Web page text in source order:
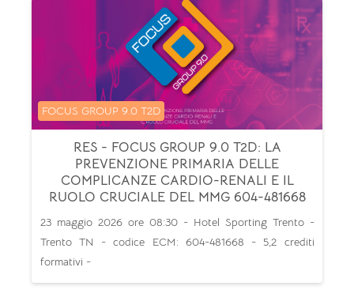
RES - FOCUS GROUP 9.0 T2D: LA
PREVENZIONE PRIMARIA DELLE
COMPLICANZE CARDIO-RENALI E IL
RUOLO CRUCIALE DEL MMG 604-481668
Categoria di corsi
FOCUS GROUP 9.0 T2D
23 maggio 2026 ore 08:30 - Hotel Sporting Trento -
Trento TN - codice ECM: 604-481668 - 5,2 crediti
formativi -